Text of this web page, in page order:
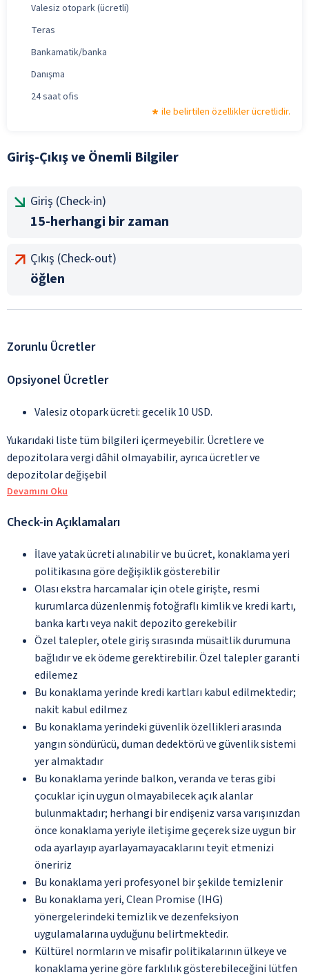
Valesiz otopark (ücretli)
Teras
Bankamatik/banka
Danışma
24 saat ofis
ile belirtilen özellikler ücretlidir.
Giriş-Çıkış ve Önemli Bilgiler
Giriş (Check-in)
15-herhangi bir zaman
Çıkış (Check-out)
öğlen
Zorunlu Ücretler
Opsiyonel Ücretler
Valesiz otopark ücreti: gecelik 10 USD.
Yukarıdaki liste tüm bilgileri içermeyebilir. Ücretlere ve
depozitolara vergi dâhil olmayabilir, ayrıca ücretler ve
depozitolar değişebil
Devamını Oku
Check-in Açıklamaları
İlave yatak ücreti alınabilir ve bu ücret, konaklama yeri
politikasına göre değişiklik gösterebilir
Olası ekstra harcamalar için otele girişte, resmi
kurumlarca düzenlenmiş fotoğraflı kimlik ve kredi kartı,
banka kartı veya nakit depozito gerekebilir
Özel talepler, otele giriş sırasında müsaitlik durumuna
bağlıdır ve ek ödeme gerektirebilir. Özel talepler garanti
edilemez
Bu konaklama yerinde kredi kartları kabul edilmektedir;
nakit kabul edilmez
Bu konaklama yerindeki güvenlik özellikleri arasında
yangın söndürücü, duman dedektörü ve güvenlik sistemi
yer almaktadır
Bu konaklama yerinde balkon, veranda ve teras gibi
çocuklar için uygun olmayabilecek açık alanlar
bulunmaktadır; herhangi bir endişeniz varsa varışınızdan
önce konaklama yeriyle iletişime geçerek size uygun bir
oda ayarlayıp ayarlayamayacaklarını teyit etmenizi
öneririz
Bu konaklama yeri profesyonel bir şekilde temizlenir
Bu konaklama yeri, Clean Promise (IHG)
yönergelerindeki temizlik ve dezenfeksiyon
uygulamalarına uyduğunu belirtmektedir.
Kültürel normların ve misafir politikalarının ülkeye ve
konaklama yerine göre farklılık gösterebileceğini lütfen